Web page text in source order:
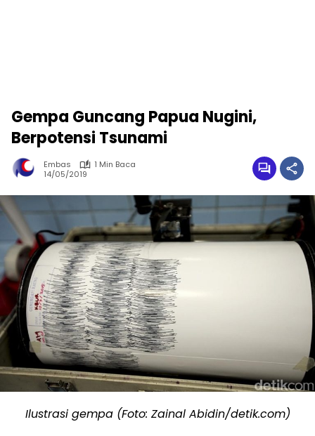
Gempa Guncang Papua Nugini,
Berpotensi Tsunami
Embas
1 Min Baca
14/05/2019
Ilustrasi gempa (Foto: Zainal Abidin/detik.com)